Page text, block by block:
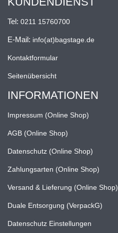
Tel: 0211 15760700
E-Mail: info(at)bagstage.de
Kontaktformular
Seitenübersicht
INFORMATIONEN
Impressum (Online Shop)
AGB (Online Shop)
Datenschutz (Online Shop)
Zahlungsarten (Online Shop)
Versand & Lieferung (Online Shop)
Duale Entsorgung (VerpackG)
Datenschutz Einstellungen